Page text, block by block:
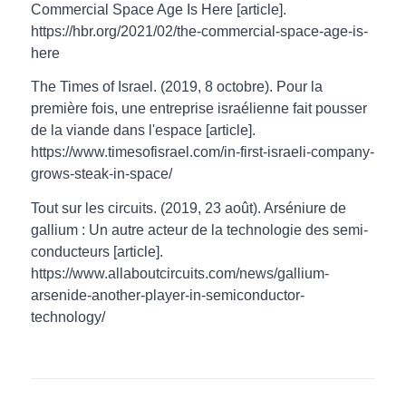
Commercial Space Age Is Here [article].
https://hbr.org/2021/02/the-commercial-space-age-is-
here
The Times of Israel. (2019, 8 octobre). Pour la
première fois, une entreprise israélienne fait pousser
de la viande dans l'espace [article].
https://www.timesofisrael.com/in-first-israeli-company-
grows-steak-in-space/
Tout sur les circuits. (2019, 23 août). Arséniure de
gallium : Un autre acteur de la technologie des semi-
conducteurs [article].
https://www.allaboutcircuits.com/news/gallium-
arsenide-another-player-in-semiconductor-
technology/